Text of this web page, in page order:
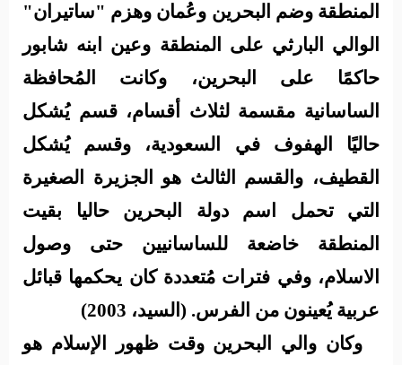
المنطقة وضم البحرين وعُمان وهزم "ساتيران"
الوالي البارثي على المنطقة وعين ابنه شابور
حاكمًا على البحرين، وكانت المُحافظة
الساسانية مقسمة لثلاث أقسام، قسم يُشكل
حاليًا الهفوف في السعودية، وقسم يُشكل
القطيف، والقسم الثالث هو الجزيرة الصغيرة
التي تحمل اسم دولة البحرين حاليا بقيت
المنطقة خاضعة للساسانيين حتى وصول
الاسلام، وفي فترات مُتعددة كان يحكمها قبائل
عربية يُعينون من الفرس. (السيد، 2003)
وكان والي البحرين وقت ظهور الإسلام هو